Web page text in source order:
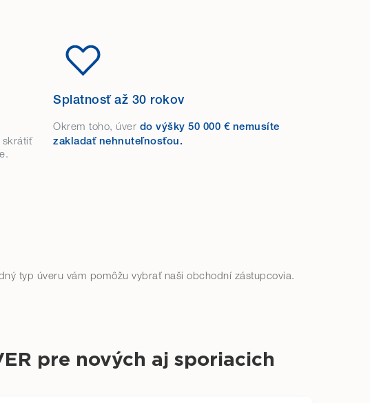
Splatnosť až 30 rokov
Okrem toho, úver do výšky 50 000 € nemusíte
zakladať nehnuteľnosťou.
typ úveru vám pomôžu vybrať naši obchodní zástupcovia.
pre nových aj sporiacich